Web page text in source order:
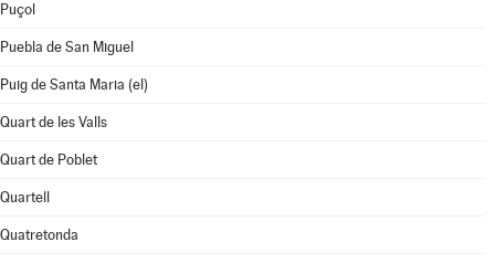
Puçol
Puebla de San Miguel
Puig de Santa Maria (el)
Quart de les Valls
Quart de Poblet
Quartell
Quatretonda